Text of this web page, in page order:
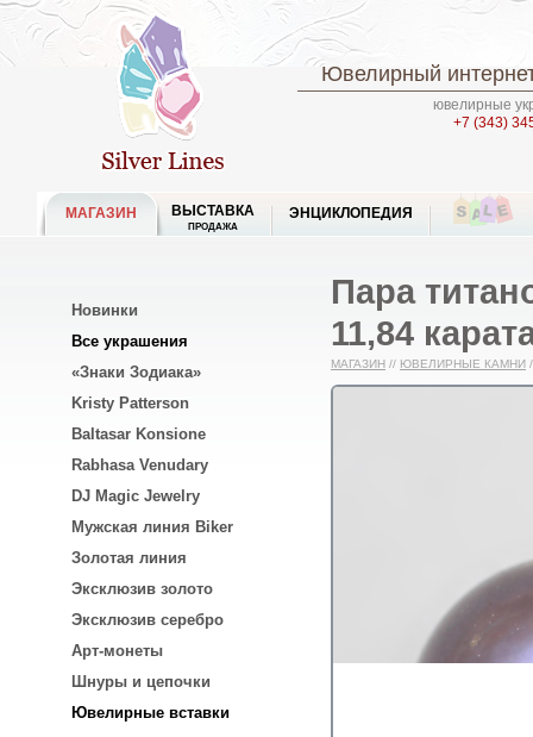
Ювелирный
ювелирные
+7 (343)
МАГАЗИН ВЫСТАВКА
ПРОДАЖА
ЭНЦИКЛОПЕДИЯ
Новинки
Все украшения
«Знаки Зодиака»
Kristy Patterson
Baltasar Konsione
Rabhasa Venudary
DJ Magic Jewelry
Мужская линия Biker
Золотая линия
Эксклюзив золото
Эксклюзив серебро
Арт-монеты
Шнуры и цепочки
Ювелирные вставки
Пара
11,84
МАГАЗИН // ЮВЕЛИРНЫЕ КАМНИ